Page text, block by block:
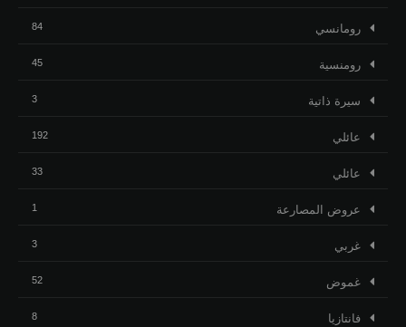
رومانسي 84
رومنسية 45
ﺳﻴﺮﺓ ﺫاﺗﻴﺔ 3
عائلي 192
عائلي 33
عروض المصارعة 1
غربي 3
غموض 52
فانتازيا 8